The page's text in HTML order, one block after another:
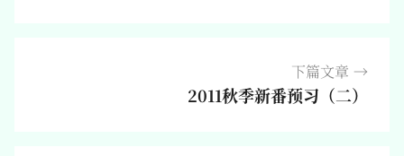
下篇文章
2011秋季新番预习（二）